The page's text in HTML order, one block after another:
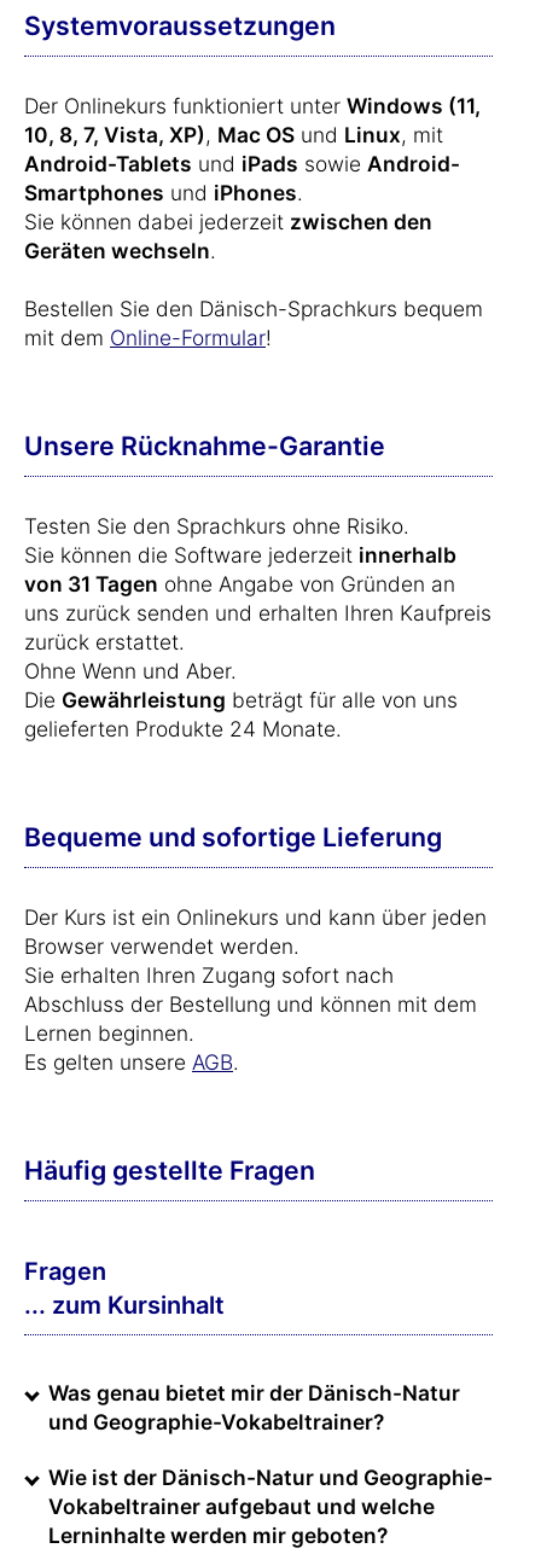
Systemvoraussetzungen
Der Onlinekurs funktioniert unter Windows (11,
10, 8, 7, Vista, XP), Mac OS und Linux, mit
Android-Tablets und iPads sowie Android-
Smartphones und iPhones.
Sie können dabei jederzeit zwischen den
Geräten wechseln.
Bestellen Sie den Dänisch-Sprachkurs bequem
mit dem Online-Formular!
Unsere Rücknahme-Garantie
Testen Sie den Sprachkurs ohne Risiko.
Sie können die Software jederzeit innerhalb
von 31 Tagen ohne Angabe von Gründen an
uns zurück senden und erhalten Ihren Kaufpreis
zurück erstattet.
Ohne Wenn und Aber.
Die Gewährleistung beträgt für alle von uns
gelieferten Produkte 24 Monate.
Bequeme und sofortige Lieferung
Der Kurs ist ein Onlinekurs und kann über jeden
Browser verwendet werden.
Sie erhalten Ihren Zugang sofort nach
Abschluss der Bestellung und können mit dem
Lernen beginnen.
Es gelten unsere AGB.
Häufig gestellte Fragen
Fragen
... zum Kursinhalt
Was genau bietet mir der Dänisch-Natur
und Geographie-Vokabeltrainer?
Wie ist der Dänisch-Natur und Geographie-
Vokabeltrainer aufgebaut und welche
Lerninhalte werden mir geboten?